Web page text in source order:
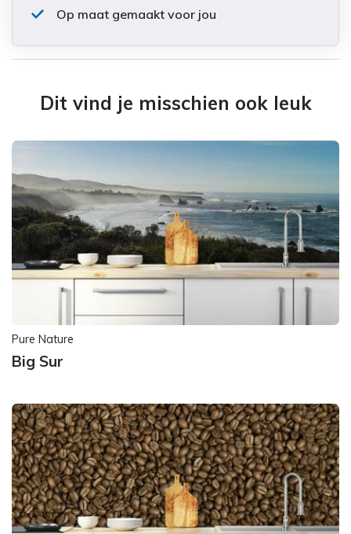
Op maat gemaakt voor jou
Dit vind je misschien ook leuk
Pure Nature
Big Sur